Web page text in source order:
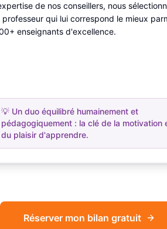
de nos conseillers, nous
professeur qui lui correspond le mieux
enseignants d'excellence.
💡 Un duo équilibré humainement et
pédagogiquement : la clé de la motivation
du plaisir d'apprendre.
Réserver mon bilan gratuit